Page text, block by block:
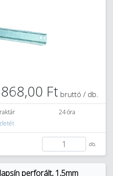
Ft bruttó / db.
24 óra
db.
perforált, 1,5mm